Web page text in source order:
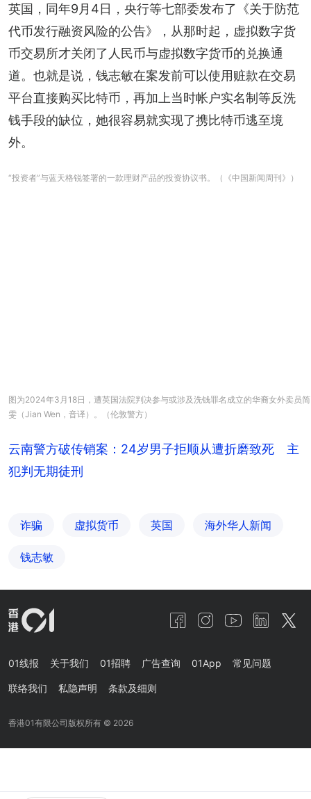
英国，同年9月4日，央行等七部委发布了《关于防范
代币发行融资风险的公告》，从那时起，虚拟数字货
币交易所才关闭了人民币与虚拟数字货币的兑换通
道。也就是说，钱志敏在案发前可以使用赃款在交易
平台直接购买比特币，再加上当时帐户实名制等反洗
钱手段的缺位，她很容易就实现了携比特币逃至境
外。
“投资者”与蓝天格锐签署的一款理财产品的投资协议书。（《中国新闻周刊》）
图为2024年3月18日，遭英国法院判决参与或涉及洗钱罪名成立的华裔女外卖员简
雯（Jian Wen，音译）。（伦敦警方）
云南警方破传销案：24岁男子拒顺从遭折磨致死 主
犯判无期徒刑
诈骗 虚拟货币 英国 海外华人新闻
钱志敏
01线报 关于我们 01招聘 广告查询 01App 常见问题
联络我们 私隐声明 条款及细则
香港01有限公司版权所有 © 2026